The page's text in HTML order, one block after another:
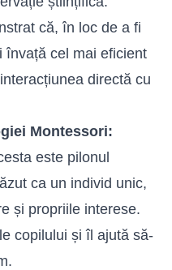
că, în loc de a fi
învață cel mai eficient
directă cu
Montessori:
este pilonul
ca un individ unic,
și propriile interese.
copilului și îl ajută să-